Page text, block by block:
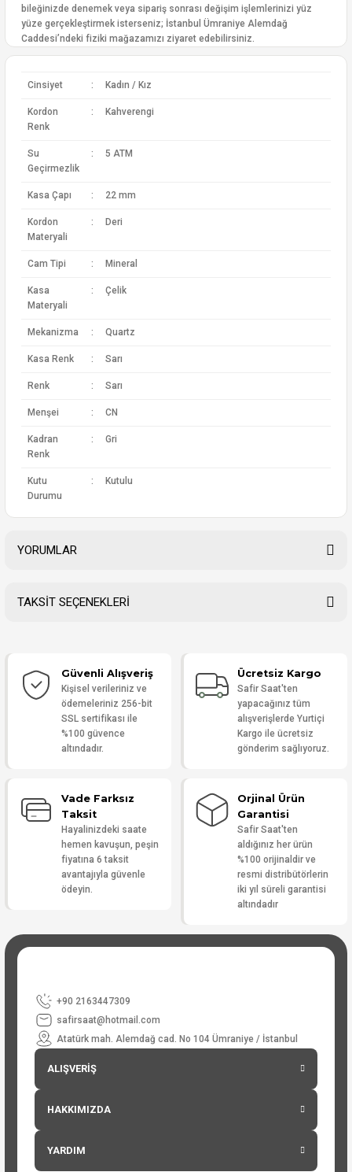
bileğinizde denemek veya sipariş sonrası değişim işlemlerinizi yüz
yüze gerçekleştirmek isterseniz; İstanbul Ümraniye Alemdağ
Caddesi’ndeki fiziki mağazamızı ziyaret edebilirsiniz.
Cinsiyet : Kadın / Kız
Kordon
Renk
: Kahverengi
Su
Geçirmezlik
: 5 ATM
Kasa Çapı : 22 mm
Kordon
Materyali
: Deri
Cam Tipi : Mineral
Kasa
Materyali
: Çelik
Mekanizma : Quartz
Kasa Renk : Sarı
Renk : Sarı
Menşei : CN
Kadran
Renk
: Gri
Kutu
Durumu
: Kutulu
YORUMLAR
Yorum Yaz
TAKSİT SEÇENEKLERİ
Güvenli Alışveriş
Kişisel verileriniz ve
ödemeleriniz 256-bit
SSL sertifikası ile
%100 güvence
altındadır.
Ücretsiz Kargo
Safir Saat'ten
yapacağınız tüm
alışverişlerde Yurtiçi
Kargo ile ücretsiz
gönderim sağlıyoruz.
Vade Farksız
Taksit
Hayalinizdeki saate
hemen kavuşun, peşin
fiyatına 6 taksit
avantajıyla güvenle
ödeyin.
Orjinal Ürün
Garantisi
Safir Saat'ten
aldığınız her ürün
%100 orijinaldir ve
resmi distribütörlerin
iki yıl süreli garantisi
altındadır
+90 2163447309
safirsaat@hotmail.com
Atatürk mah. Alemdağ cad. No 104 Ümraniye / İstanbul
ALIŞVERİŞ
HAKKIMIZDA
YARDIM